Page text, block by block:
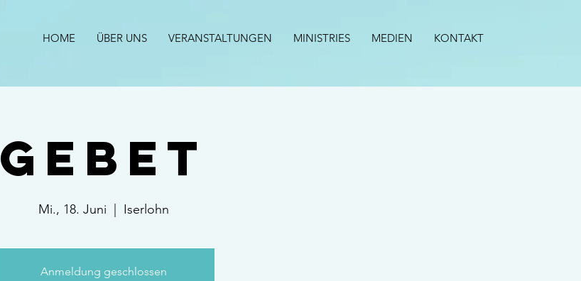
HOME ÜBER UNS VERANSTALTUNGEN MINISTRIES MEDIEN KONTAKT
Gebet
Mi., 18. Juni Iserlohn
Anmeldung geschlossen